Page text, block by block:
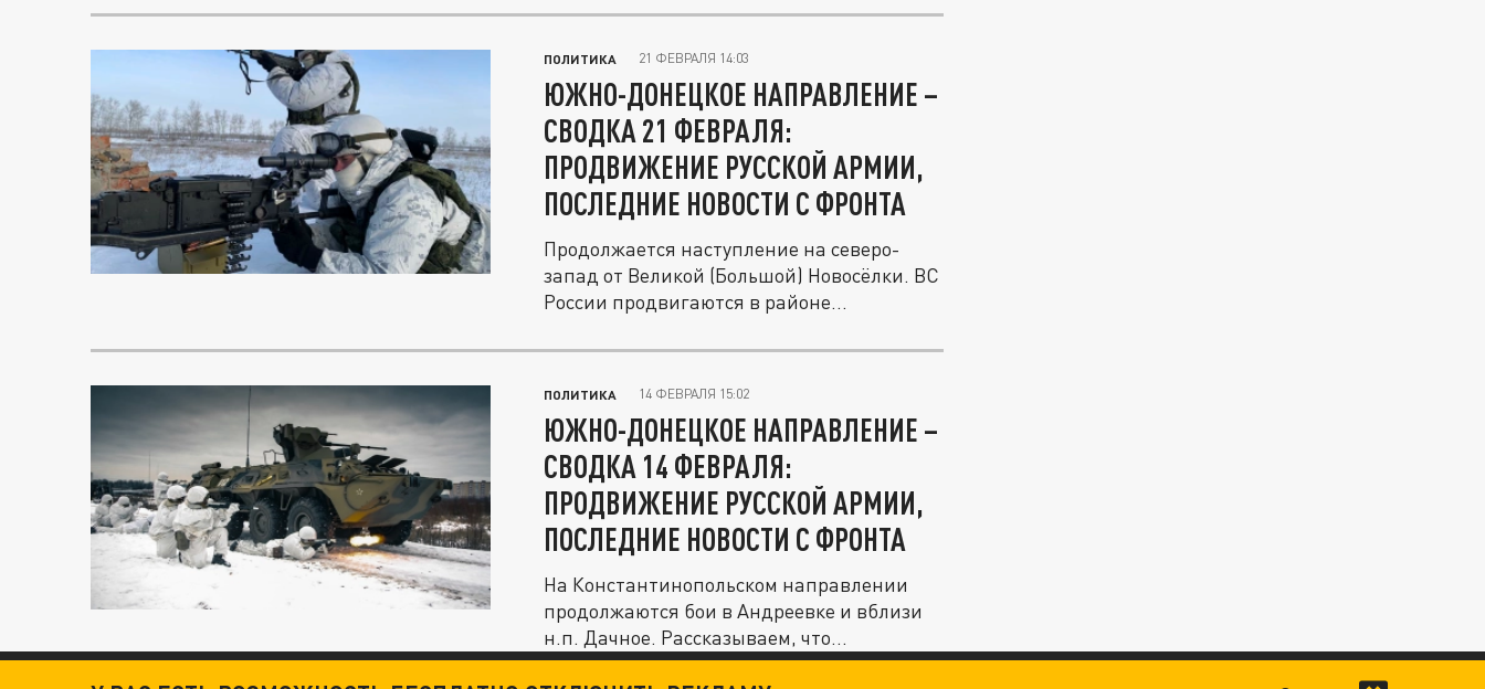
ПОЛИТИКА 21 ФЕВРАЛЯ 14:03
ЮЖНО-ДОНЕЦКОЕ НАПРАВЛЕНИЕ –
СВОДКА 21 ФЕВРАЛЯ:
ПРОДВИЖЕНИЕ РУССКОЙ АРМИИ,
ПОСЛЕДНИЕ НОВОСТИ С ФРОНТА
Продолжается наступление на северо-
запад от Великой (Большой) Новосёлки. ВС
России продвигаются в районе...
ПОЛИТИКА 14 ФЕВРАЛЯ 15:02
ЮЖНО-ДОНЕЦКОЕ НАПРАВЛЕНИЕ –
СВОДКА 14 ФЕВРАЛЯ:
ПРОДВИЖЕНИЕ РУССКОЙ АРМИИ,
ПОСЛЕДНИЕ НОВОСТИ С ФРОНТА
На Константинопольском направлении
продолжаются бои в Андреевке и вблизи
н.п. Дачное. Рассказываем, что...